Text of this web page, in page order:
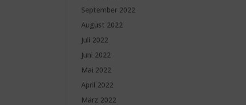
September 2022
August 2022
Juli 2022
Juni 2022
Mai 2022
April 2022
März 2022